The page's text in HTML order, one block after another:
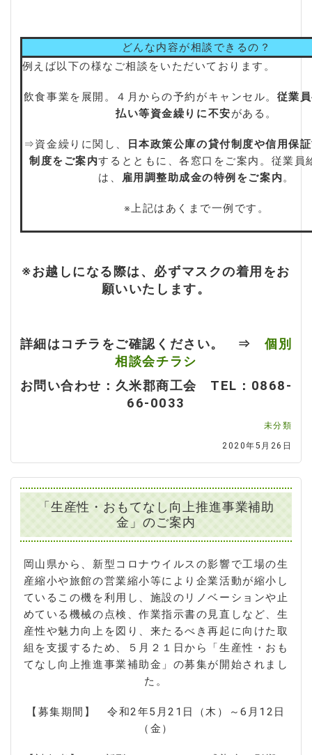
どんな内容が相談できるの？
例えば以下の様なご相談をいただいております。
飲食事業を展開。４月からの予約がキャンセル。 従業
払い等資金繰りに不安がある。
⇒資金繰りに関し、
日本政策公庫の貸付制度や信用保
制度をご案内するとともに、各窓口をご案内。従業員
は、
雇用調整助成金の特例をご案内 。
※上記はあくまで一例です。
※お越しになる際は、必ずマスクの着用をお
願いいたします。
詳細はコチラをご確認ください。 ⇒個別
相談会チラシ
お問い合わせ：久米郡商工会 TEL：0868-
66-0033
未分類
2020年5月26日
「生産性・おもてなし向上推進事業補助
金」のご案内
岡山県から、新型コロナウイルスの影響で工場の生
産縮小や旅館の営業縮小等により企業活動が縮小し
ているこの機を利用し、施設のリノベーションや止
めている機械の点検、作業指示書の見直しなど、生
産性や魅力向上を図り、来たるべき再起に向けた取
組を支援するため、５月２１日から「生産性・おも
てなし向上推進事業補助金」の募集が開始されまし
た。
【募集期間】 令和2年5月21日（木）～6月12日
（金）